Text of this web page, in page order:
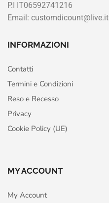
P.I IT06592741216
Email: customdicount@live.it
INFORMAZIONI
Contatti
Termini e Condizioni
Reso e Recesso
Privacy
Cookie Policy (UE)
MY ACCOUNT
My Account